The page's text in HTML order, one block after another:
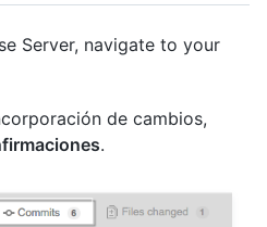
Server, navigate to your
de cambios,
.